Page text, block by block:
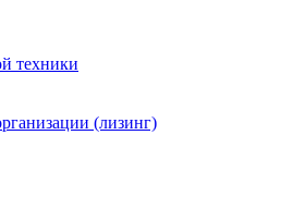
техники
(лизинг)